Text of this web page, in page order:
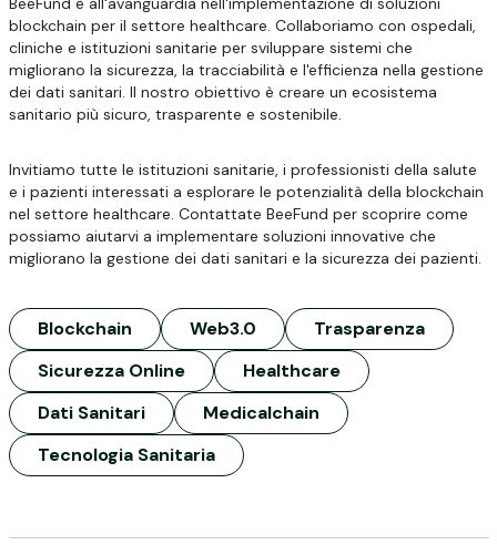
blockchain per il settore healthcare. Collaboriamo con ospedali,
cliniche e istituzioni sanitarie per sviluppare sistemi che
migliorano la sicurezza, la tracciabilità e l'efficienza nella gestione
dei dati sanitari. Il nostro obiettivo è creare un ecosistema
sanitario più sicuro, trasparente e sostenibile.
Invitiamo tutte le istituzioni sanitarie, i professionisti della salute
e i pazienti interessati a esplorare le potenzialità della blockchain
nel settore healthcare. Contattate BeeFund per scoprire come
possiamo aiutarvi a implementare soluzioni innovative che
migliorano la gestione dei dati sanitari e la sicurezza dei pazienti.
Blockchain Web3.0
Trasparenza
Sicurezza Online
Healthcare
Dati Sanitari
Medicalchain
Tecnologia Sanitaria